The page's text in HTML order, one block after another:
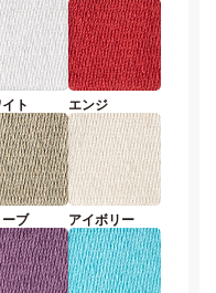
ト エンジ
ブ アイボリー